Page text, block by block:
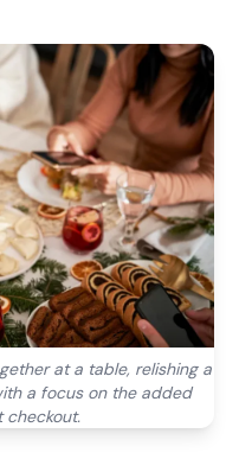
at a table, relishing a
a focus on the added
checkout.